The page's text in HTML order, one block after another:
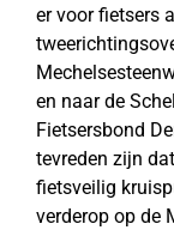
er voor fietsers
en naar de
Fietsersbond
tevreden zijn
fietsveilig
verderop op de